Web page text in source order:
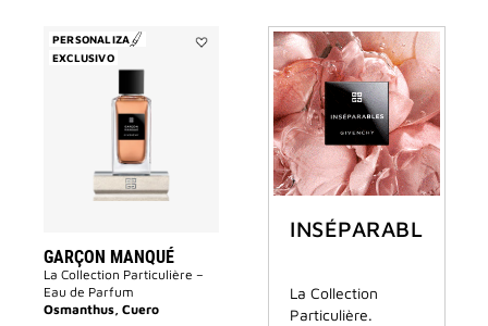
PERSONALIZA
EXCLUSIVO
GARÇON MANQUÉ
La Collection Particulière –
Eau de Parfum
Osmanthus, Cuero
INSÉPARABLES
La Collection
Particulière.